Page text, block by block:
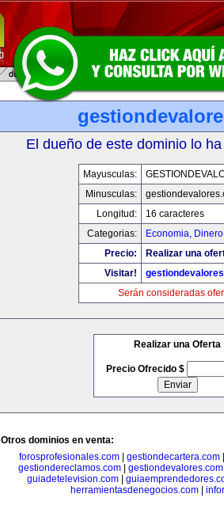
El dueño de este dominio lo
Mayusculas:
Minusculas:
Longitud:
16 caracteres
Categorias:
Economia,
Precio:
Realizar una
Visitar!
Serán consideradas
Realizar una Oferta
Precio Ofrecido $
Otros dominios en venta:
forosprofesionales.com
gestiondecartera.com
gestiondereclamos.com| gestiondevalores.com
guiadetelevision.com
herramientasdenegocios.com